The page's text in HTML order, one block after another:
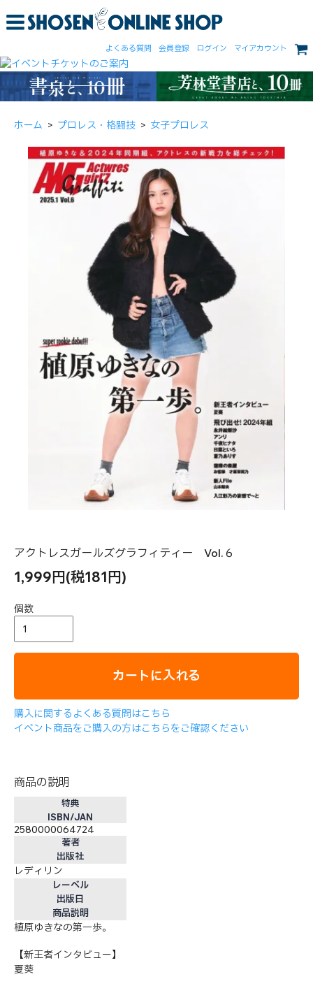
よくある質問 会員登録 ログイン マイアカウント
ホーム > プロレス・格闘技 > 女子プロレス
アクトレスガールズグラフィティー Vol.６
1,999円(税181円)
個数
カートに入れる
購入に関するよくある質問はこちら
イベント商品をご購入の方はこちらをご確認ください
商品の説明
特典
ISBN/JAN
2580000064724
著者
出版社
レディリン
レーベル
出版日
商品説明
植原ゆきなの第一歩。
【新王者インタビュー】
夏葵